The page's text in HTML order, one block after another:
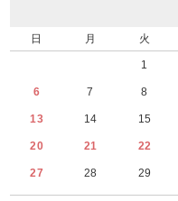
日 月 火
1
6 7 8
13 14 15
20 21 22
27 28 29